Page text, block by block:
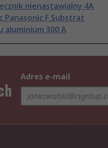
nienastawialny 4A
Panasonic F Substrat
aluminium 300 A
Adres e-mail